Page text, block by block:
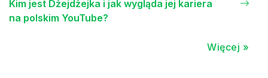
Kim jest Dżejdżejka i jak wygląda jej kariera
na polskim YouTube?
Więcej »